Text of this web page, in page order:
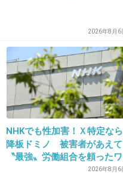
JOYさんに聞けばい
（ユージでも可）
15. 匿名2014/05/07(水) 00:02:17
2026年8月6
NHKでも性加害！Ｘ特定なら
降板ドミノ 被害者があえて
〝最強〟労働組合を頼ったワ
2026年8月6